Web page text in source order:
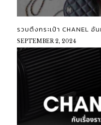
รวบตึงกระเป๋า CHANEL
SEPTEMBER 2, 2024